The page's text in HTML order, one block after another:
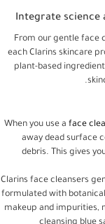
Integrate
From our gentle face
each Clarins skincare
plant-based
When you use a face
away dead surface
debris. This gives
Clarins face cleansers
formulated with
makeup and impurities,